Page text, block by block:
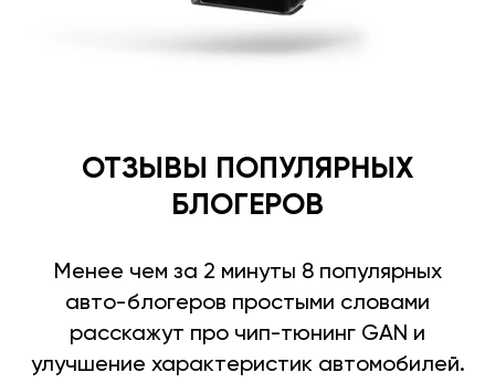
ОТЗЫВЫ ПОПУЛЯРНЫХ
БЛОГЕРОВ
Менее чем за 2 минуты 8 популярных
авто-блогеров простыми словами
расскажут про чип-тюнинг GAN и
улучшение характеристик автомобилей.